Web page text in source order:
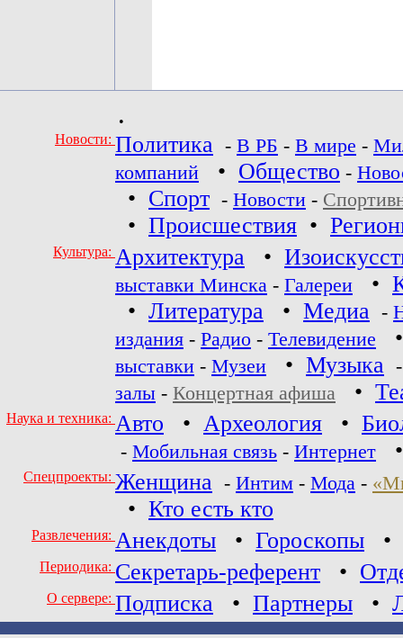
•
Новости: Политика - В РБ - В мире -
компаний
• Общество -
• Спорт - Новости -
• Происшествия •
Культура: Архитектура •
выставки Минска - Галереи •
• Литература • Медиа -
издания - Радио - Телевидение
выставки - Музеи • Музыка
залы - Концертная афиша •
Наука и техника: Авто • Археология •
- Мобильная связь - Интернет
Спецпроекты: Женщина - Интим - Мода -
• Кто есть кто
Развлечения: Анекдоты • Гороскопы •
Периодика: Секретарь-референт •
О сервере: Подписка • Партнеры •